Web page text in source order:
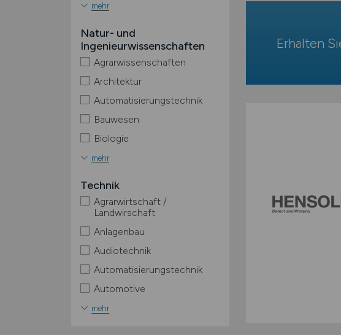
mehr
Natur- und
Ingenieurwissenschaften
Agrarwissenschaften
Architektur
Automatisierungstechnik
Bauwesen
Biologie
mehr
Technik
Agrarwirtschaft /
Landwirschaft
Anlagenbau
Audiotechnik
Automatisierungstechnik
Automotive
mehr
Erhalten